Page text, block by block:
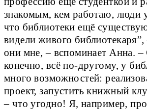
знакомым, кем работаю, люди
что библиотеки ещё
видели живого
они мне, – вспоминает Анна. –
конечно, всё по-другому, у
много возможностей:
проект, запустить книжный
– что угодно! Я, например,